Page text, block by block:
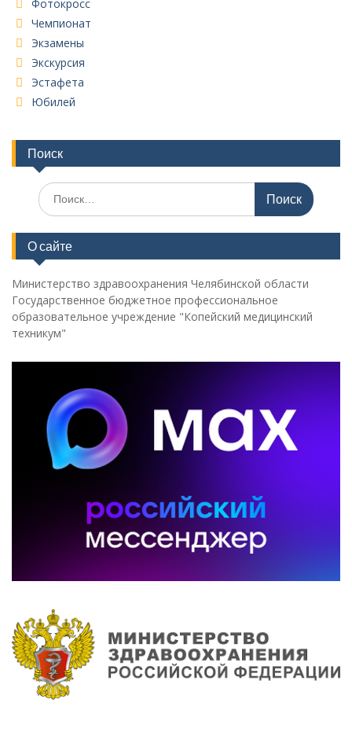
Фотокросс
Чемпионат
Экзамены
Экскурсия
Эстафета
Юбилей
Поиск
Поиск
по:
О сайте
Министерство здравоохранения Челябинской области
Государственное бюджетное профессиональное
образовательное учреждение "Копейский медицинский
техникум"